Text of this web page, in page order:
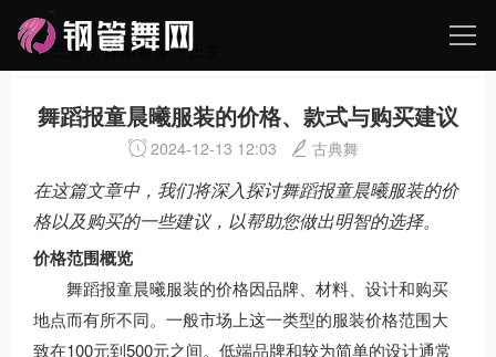
主页>舞蹈装备> 正文
舞蹈报童晨曦服装的价格、款式与购买建议
2024-12-13 12:03 古典舞
在这篇文章中，我们将深入探讨舞蹈报童晨曦服装的价
格以及购买的一些建议，以帮助您做出明智的选择。
价格范围概览
舞蹈报童晨曦服装的价格因品牌、材料、设计和购买
地点而有所不同。一般市场上这一类型的服装价格范围大
致在100元到500元之间。低端品牌和较为简单的设计通常